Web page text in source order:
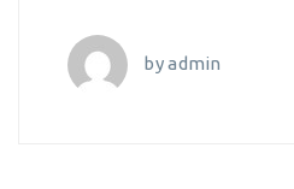
byadmin